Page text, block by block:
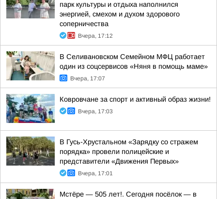
парк культуры и отдыха наполнился
энергией, смехом и духом здорового
соперничества
Вчера, 17:12
В Селивановском Семейном МФЦ работает
один из соцсервисов «Няня в помощь маме»
Вчера, 17:07
Ковровчане за спорт и активный образ жизни!
Вчера, 17:03
В Гусь-Хрустальном «Зарядку со стражем
порядка» провели полицейские и
представители «Движения Первых»
Вчера, 17:01
Мстёре — 505 лет!. Сегодня посёлок — в